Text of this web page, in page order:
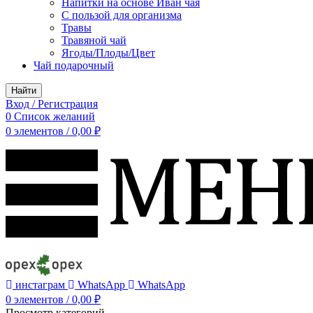
Напитки на основе Иван чая
С пользой для организма
Травы
Травяной чай
Ягоды/Плоды/Цвет
Чай подарочный
Найти
Вход / Регистрация
0 Список желаний
0 элементов / 0,00 ₽
инстаграм WhatsApp
WhatsApp
0 элементов / 0,00 ₽